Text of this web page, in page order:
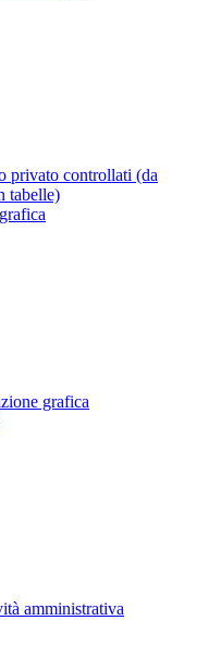
privato controllati (da
tabelle)
grafica
amministrativa